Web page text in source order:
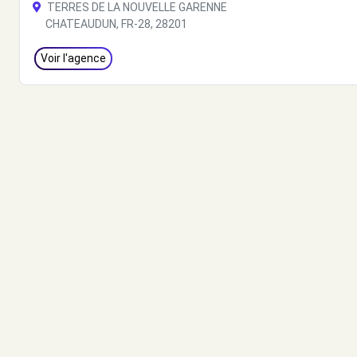
TERRES DE LA NOUVELLE GARENNE
CHATEAUDUN, FR-28, 28201
Voir l'agence